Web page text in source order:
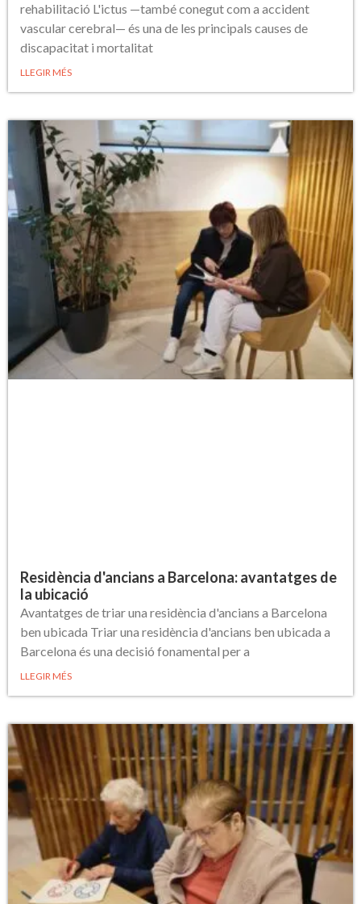
rehabilitació L'ictus —també conegut com a accident
vascular cerebral— és una de les principals causes de
discapacitat i mortalitat
LLEGIR MÉS
Residència d'ancians a Barcelona: avantatges de
la ubicació
Avantatges de triar una residència d'ancians a Barcelona
ben ubicada Triar una residència d'ancians ben ubicada a
Barcelona és una decisió fonamental per a
LLEGIR MÉS